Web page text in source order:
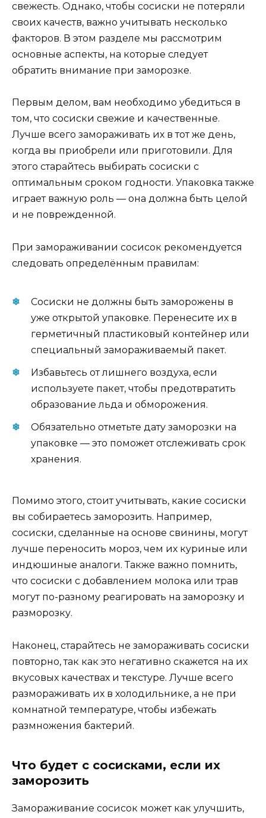
свежесть. Однако, чтобы сосиски не потеряли
своих качеств, важно учитывать несколько
факторов. В этом разделе мы рассмотрим
основные аспекты, на которые следует
обратить внимание при заморозке.
Первым делом, вам необходимо убедиться в
том, что сосиски свежие и качественные.
Лучше всего замораживать их в тот же день,
когда вы приобрели или приготовили. Для
этого старайтесь выбирать сосиски с
оптимальным сроком годности. Упаковка также
играет важную роль — она должна быть целой
и не поврежденной.
При замораживании сосисок рекомендуется
следовать определённым правилам:
Сосиски не должны быть заморожены в
уже открытой упаковке. Перенесите их в
герметичный пластиковый контейнер или
специальный замораживаемый пакет.
Избавьтесь от лишнего воздуха, если
используете пакет, чтобы предотвратить
образование льда и обморожения.
Обязательно отметьте дату заморозки на
упаковке — это поможет отслеживать срок
хранения.
Помимо этого, стоит учитывать, какие сосиски
вы собираетесь заморозить. Например,
сосиски, сделанные на основе свинины, могут
лучше переносить мороз, чем их куриные или
индюшиные аналоги. Также важно помнить,
что сосиски с добавлением молока или трав
могут по-разному реагировать на заморозку и
разморозку.
Наконец, старайтесь не замораживать сосиски
повторно, так как это негативно скажется на их
вкусовых качествах и текстуре. Лучше всего
размораживать их в холодильнике, а не при
комнатной температуре, чтобы избежать
размножения бактерий.
Что будет с сосисками, если их
заморозить
Замораживание сосисок может как улучшить,